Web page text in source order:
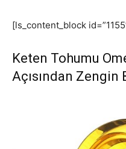
[ls_content_block
Keten Tohumu
Açısından